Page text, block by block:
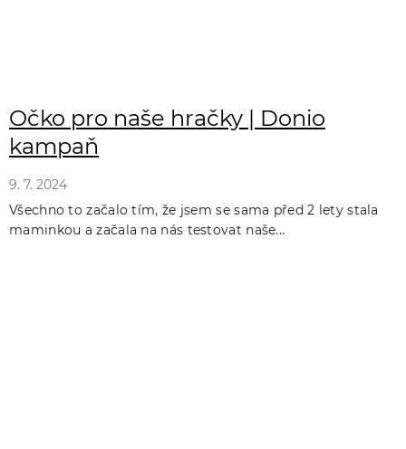
Očko pro naše hračky | Donio
kampaň
9. 7. 2024
Všechno to začalo tím, že jsem se sama před 2 lety stala
maminkou a začala na nás testovat naše...